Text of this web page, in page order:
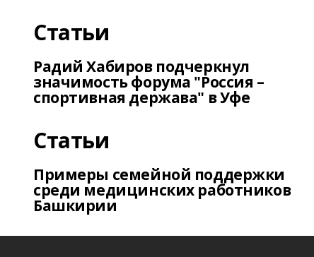
Статьи
Радий Хабиров подчеркнул
значимость форума "Россия –
спортивная держава" в Уфе
Статьи
Примеры семейной поддержки
среди медицинских работников
Башкирии